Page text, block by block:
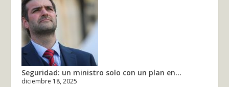
Seguridad: un ministro solo con un plan en...
diciembre 18, 2025